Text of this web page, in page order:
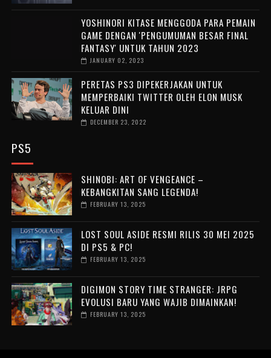
YOSHINORI KITASE MENGGODA PARA PEMAIN
GAME DENGAN 'PENGUMUMAN BESAR FINAL
FANTASY' UNTUK TAHUN 2023
JANUARY 02, 2023
PERETAS PS3 DIPEKERJAKAN UNTUK
MEMPERBAIKI TWITTER OLEH ELON MUSK
KELUAR DINI
DECEMBER 23, 2022
PS5
SHINOBI: ART OF VENGEANCE –
KEBANGKITAN SANG LEGENDA!
FEBRUARY 13, 2025
LOST SOUL ASIDE RESMI RILIS 30 MEI 2025
DI PS5 & PC!
FEBRUARY 13, 2025
DIGIMON STORY TIME STRANGER: JRPG
EVOLUSI BARU YANG WAJIB DIMAINKAN!
FEBRUARY 13, 2025